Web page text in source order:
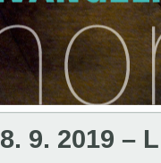
8. 9. 2019 –